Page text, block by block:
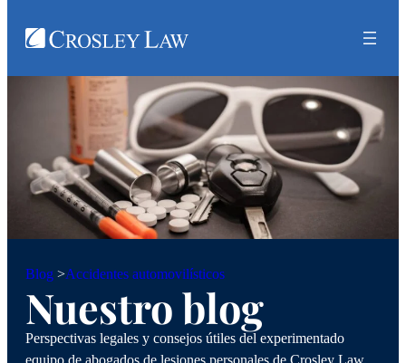
Blog >Accidentes automovilísticos
Nuestro blog
Perspectivas legales y consejos útiles del experimentado